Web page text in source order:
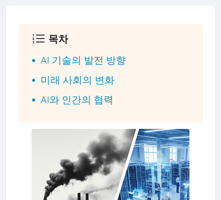
목차
AI 기술의 발전 방향
미래 사회의 변화
AI와 인간의 협력